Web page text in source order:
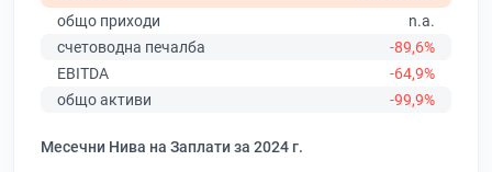
общо приходи
n.a.
счетоводна печалба
-89,6%
EBITDA
-64,9%
общо активи
-99,9%
Месечни Нива на Заплати за 2024 г.